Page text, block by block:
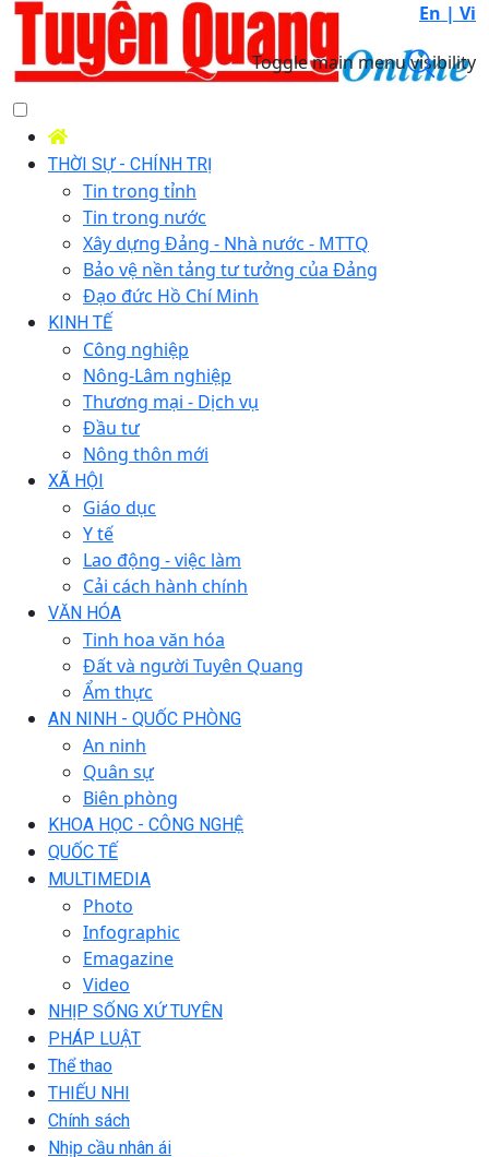
En | Vi
Toggle main menu visibility
THỜI SỰ - CHÍNH TRỊ
Tin trong tỉnh
Tin trong nước
Xây dựng Đảng - Nhà nước - MTTQ
Bảo vệ nền tảng tư tưởng của Đảng
Đạo đức Hồ Chí Minh
KINH TẾ
Công nghiệp
Nông-Lâm nghiệp
Thương mại - Dịch vụ
Đầu tư
Nông thôn mới
XÃ HỘI
Giáo dục
Y tế
Lao động - việc làm
Cải cách hành chính
VĂN HÓA
Tinh hoa văn hóa
Đất và người Tuyên Quang
Ẩm thực
AN NINH - QUỐC PHÒNG
An ninh
Quân sự
Biên phòng
KHOA HỌC - CÔNG NGHỆ
QUỐC TẾ
MULTIMEDIA
Photo
Infographic
Emagazine
Video
NHỊP SỐNG XỨ TUYÊN
PHÁP LUẬT
Thể thao
THIẾU NHI
Chính sách
Nhịp cầu nhân ái